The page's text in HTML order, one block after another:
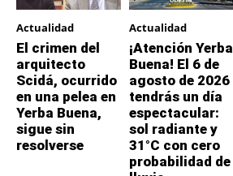
Actualidad
El crimen del
arquitecto
Scidá, ocurrido
en una pelea en
Yerba Buena,
sigue sin
resolverse
Actualidad
¡Atención Yerba
Buena! El 6 de
agosto de 2026
tendrás un día
espectacular:
sol radiante y
31°C con cero
probabilidad de